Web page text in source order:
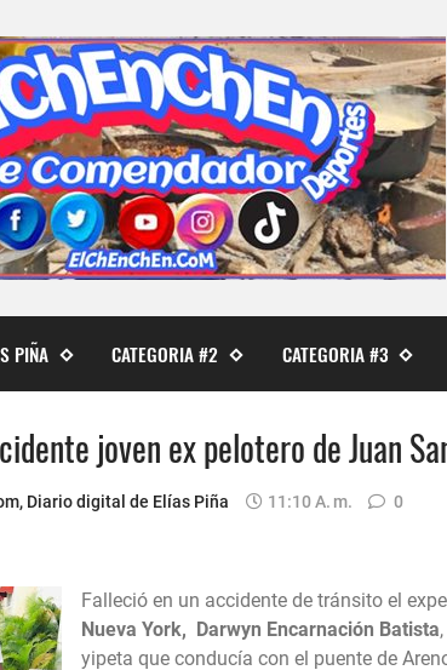
PIÑA CATEGORIA #2 CATEGORIA #3
joven ex pelotero de Juan
Diario digital de Elías Piña 11:10 A. M. 0
Falleció en un accidente de tránsito el
Nueva York, Darwyn Encarnación Batista
yipeta que conducía con el puente de